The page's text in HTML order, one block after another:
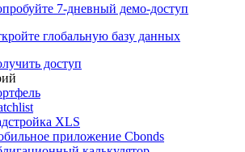
7-дневный демо-доступ
глобальную базу данных
доступ
XLS
приложение Cbonds